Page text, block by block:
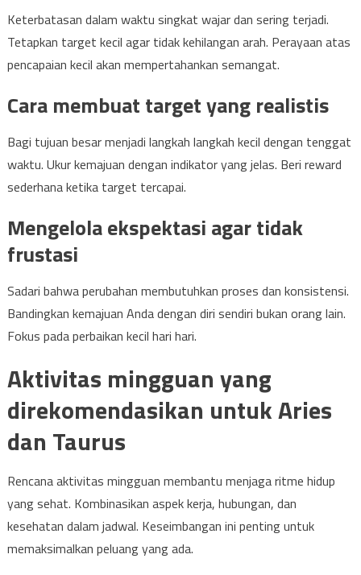
Keterbatasan dalam waktu singkat wajar dan sering terjadi.
Tetapkan target kecil agar tidak kehilangan arah. Perayaan atas
pencapaian kecil akan mempertahankan semangat.
Cara membuat target yang realistis
Bagi tujuan besar menjadi langkah langkah kecil dengan tenggat
waktu. Ukur kemajuan dengan indikator yang jelas. Beri reward
sederhana ketika target tercapai.
Mengelola ekspektasi agar tidak
frustasi
Sadari bahwa perubahan membutuhkan proses dan konsistensi.
Bandingkan kemajuan Anda dengan diri sendiri bukan orang lain.
Fokus pada perbaikan kecil hari hari.
Aktivitas mingguan yang
direkomendasikan untuk Aries
dan Taurus
Rencana aktivitas mingguan membantu menjaga ritme hidup
yang sehat. Kombinasikan aspek kerja, hubungan, dan
kesehatan dalam jadwal. Keseimbangan ini penting untuk
memaksimalkan peluang yang ada.